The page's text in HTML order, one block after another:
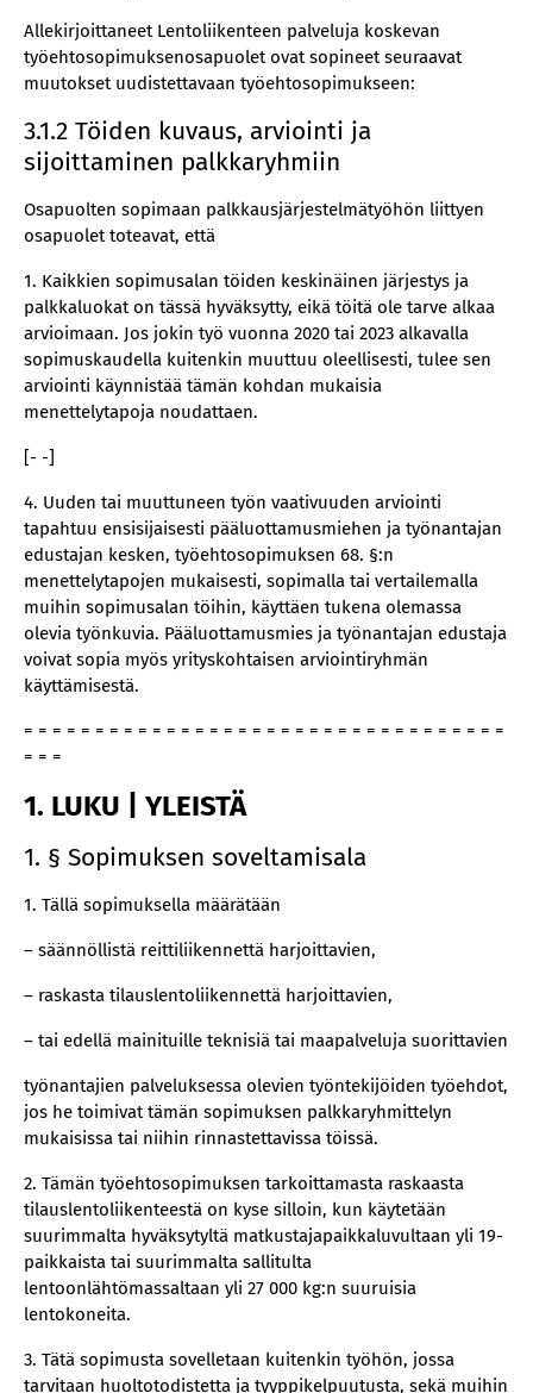
Allekirjoittaneet Lentoliikenteen palveluja koskevan
työehtosopimuksenosapuolet ovat sopineet seuraavat
muutokset uudistettavaan työehtosopimukseen:
3.1.2 Töiden kuvaus, arviointi ja
sijoittaminen palkkaryhmiin
Osapuolten sopimaan palkkausjärjestelmätyöhön liittyen
osapuolet toteavat, että
1. Kaikkien sopimusalan töiden keskinäinen järjestys ja
palkkaluokat on tässä hyväksytty, eikä töitä ole tarve alkaa
arvioimaan. Jos jokin työ vuonna 2020 tai 2023 alkavalla
sopimuskaudella kuitenkin muuttuu oleellisesti, tulee sen
arviointi käynnistää tämän kohdan mukaisia
menettelytapoja noudattaen.
[- -]
4. Uuden tai muuttuneen työn vaativuuden arviointi
tapahtuu ensisijaisesti pääluottamusmiehen ja työnantajan
edustajan kesken, työehtosopimuksen 68. §:n
menettelytapojen mukaisesti, sopimalla tai vertailemalla
muihin sopimusalan töihin, käyttäen tukena olemassa
olevia työnkuvia. Pääluottamusmies ja työnantajan edustaja
voivat sopia myös yrityskohtaisen arviointiryhmän
käyttämisestä.
= = = = = = = = = = = = = = = = = = = = = = = = = = = = = = = = = =
= = =
1. LUKU | YLEISTÄ
1. § Sopimuksen soveltamisala
1. Tällä sopimuksella määrätään
– säännöllistä reittiliikennettä harjoittavien,
– raskasta tilauslentoliikennettä harjoittavien,
– tai edellä mainituille teknisiä tai maapalveluja suorittavien
työnantajien palveluksessa olevien työntekijöiden työehdot,
jos he toimivat tämän sopimuksen palkkaryhmittelyn
mukaisissa tai niihin rinnastettavissa töissä.
2. Tämän työehtosopimuksen tarkoittamasta raskaasta
tilauslentoliikenteestä on kyse silloin, kun käytetään
suurimmalta hyväksytyltä matkustajapaikkaluvultaan yli 19-
paikkaista tai suurimmalta sallitulta
lentoonlähtömassaltaan yli 27 000 kg:n suuruisia
lentokoneita.
3. Tätä sopimusta sovelletaan kuitenkin työhön, jossa
tarvitaan huoltotodistetta ja tyyppikelpuutusta, sekä muihin